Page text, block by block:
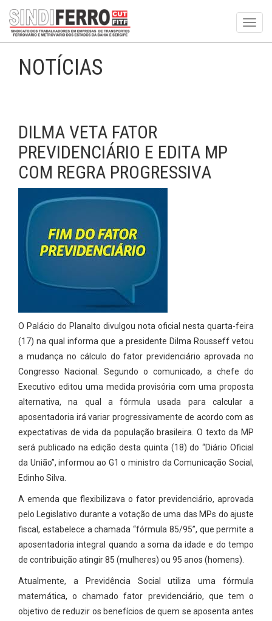
NOTÍCIAS
DILMA VETA FATOR
PREVIDENCIÁRIO E EDITA MP
COM REGRA PROGRESSIVA
O Palácio do Planalto divulgou nota oficial nesta quarta-feira
(17) na qual informa que a presidente Dilma Rousseff vetou
a mudança no cálculo do fator previdenciário aprovada no
Congresso Nacional. Segundo o comunicado, a chefe do
Executivo editou uma medida provisória com uma proposta
alternativa, na qual a fórmula usada para calcular a
aposentadoria irá variar progressivamente de acordo com as
expectativas de vida da população brasileira. O texto da MP
será publicado na edição desta quinta (18) do “Diário Oficial
da União”, informou ao G1 o ministro da Comunicação Social,
Edinho Silva.
A emenda que flexibilizava o fator previdenciário, aprovada
pelo Legislativo durante a votação de uma das MPs do ajuste
fiscal, estabelece a chamada “fórmula 85/95”, que permite a
aposentadoria integral quando a soma da idade e do tempo
de contribuição atingir 85 (mulheres) ou 95 anos (homens).
Atualmente, a Previdência Social utiliza uma fórmula
matemática, o chamado fator previdenciário, que tem o
objetivo de reduzir os benefícios de quem se aposenta antes